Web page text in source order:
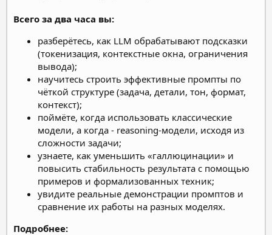
Всего за два часа вы:
разберётесь, как LLM обрабатывают подсказки
(токенизация, контекстные окна, ограничения
вывода);
научитесь строить эффективные промпты по
чёткой структуре (задача, детали, тон, формат,
контекст);
поймёте, когда использовать классические
модели, а когда - reasoning-модели, исходя из
сложности задачи;
узнаете, как уменьшить «галлюцинации» и
повысить стабильность результата с помощью
примеров и формализованных техник;
увидите реальные демонстрации промптов и
сравнение их работы на разных моделях.
Подробнее: